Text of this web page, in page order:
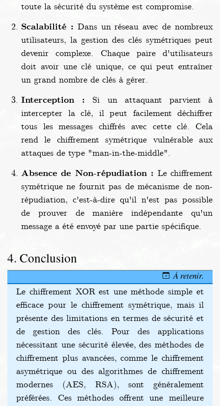
toute la sécurité du système est compromise.
Scalabilité : Dans un réseau avec de nombreux
utilisateurs, la gestion des clés symétriques peut
devenir complexe. Chaque paire d'utilisateurs
doit avoir une clé unique, ce qui peut entraîner
un grand nombre de clés à gérer.
Interception : Si un attaquant parvient à
intercepter la clé, il peut facilement déchiffrer
tous les messages chiffrés avec cette clé. Cela
rend le chiffrement symétrique vulnérable aux
attaques de type "man-in-the-middle".
Absence de Non-répudiation : Le chiffrement
symétrique ne fournit pas de mécanisme de non-
répudiation, c'est-à-dire qu'il n'est pas possible
de prouver de manière indépendante qu'un
message a été envoyé par une partie spécifique.
Conclusion
À retenir.
Le chiffrement XOR est une méthode simple et
efficace pour le chiffrement symétrique, mais il
présente des limitations en termes de sécurité et
de gestion des clés. Pour des applications
nécessitant une sécurité élevée, des méthodes de
chiffrement plus avancées, comme le chiffrement
asymétrique ou des algorithmes de chiffrement
modernes (AES, RSA), sont généralement
préférées. Ces méthodes offrent une meilleure